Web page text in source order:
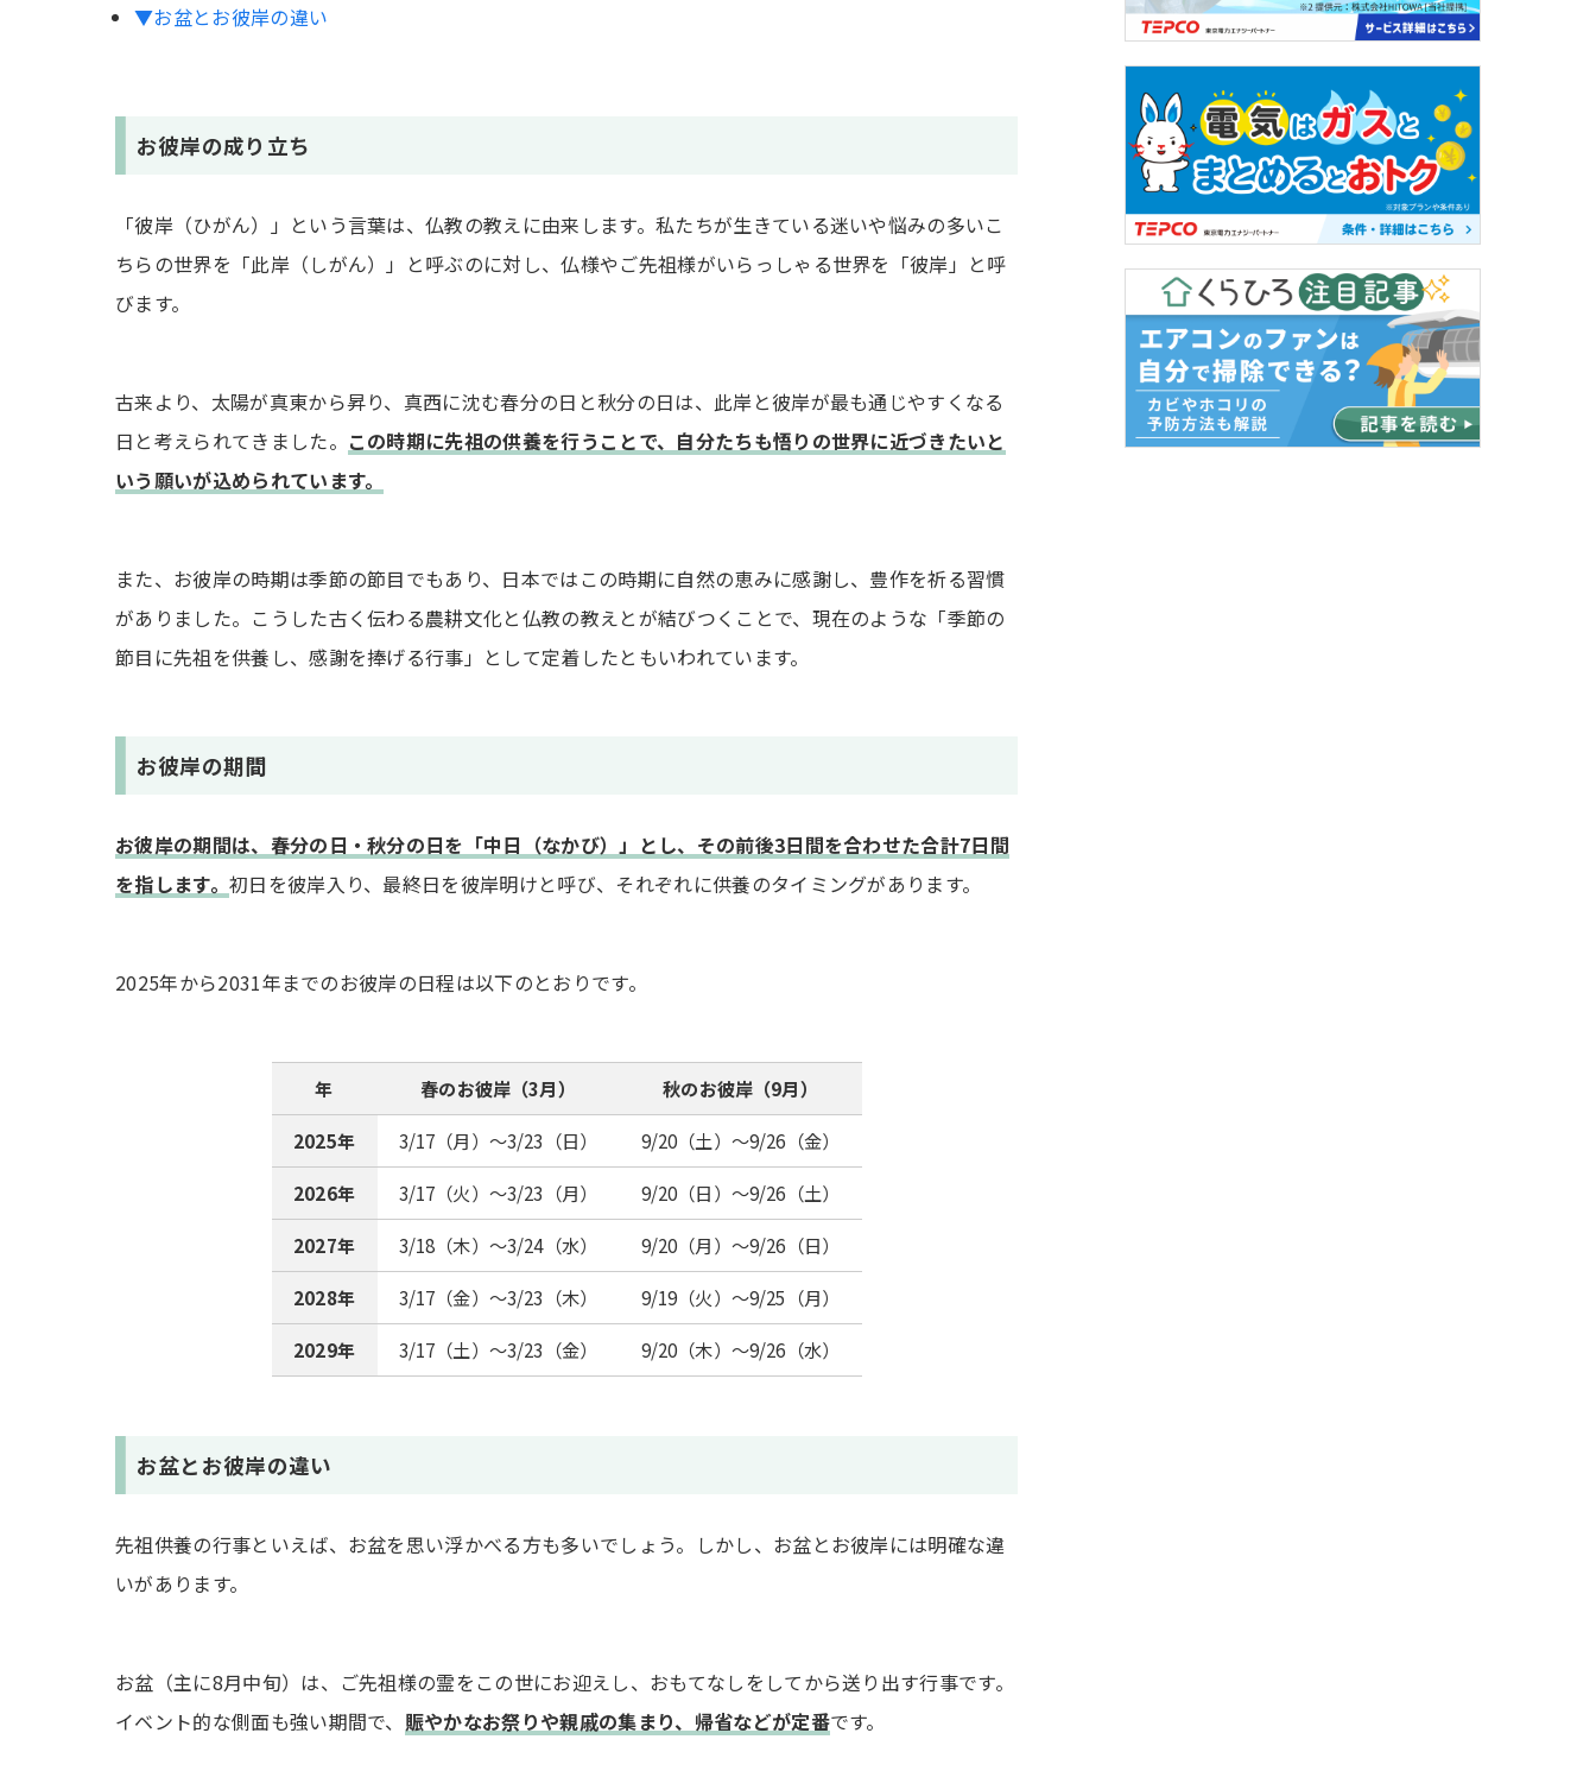
お彼岸に関するよくある質問
仏壇がない家は何をすれば良い？
まとめ
▼お盆とお彼岸の違い
お彼岸の成り立ち
「彼岸（ひがん）」という言葉は、仏教の教えに由来します。私たちが生きている迷いや悩みの多いこ
ちらの世界を「此岸（しがん）」と呼ぶのに対し、仏様やご先祖様がいらっしゃる世界を「彼岸」と呼
びます。
古来より、太陽が真東から昇り、真西に沈む春分の日と秋分の日は、此岸と彼岸が最も通じやすくなる
日と考えられてきました。 この時期に先祖の供養を行うことで、自分たちも悟りの世界に近づきたいと
いう願いが込められています。
また、お彼岸の時期は季節の節目でもあり、日本ではこの時期に自然の恵みに感謝し、豊作を祈る習慣
がありました。こうした古く伝わる農耕文化と仏教の教えとが結びつくことで、現在のような「季節の
節目に先祖を供養し、感謝を捧げる行事」として定着したともいわれています。
お彼岸の期間
お彼岸の期間は、春分の日・秋分の日を「中日（なかび）」とし、その前後3日間を合わせた合計7日間
を指します。 初日を彼岸入り、最終日を彼岸明けと呼び、それぞれに供養のタイミングがあります。
2025年から2031年までのお彼岸の日程は以下のとおりです。
年 春のお彼岸（3月）
秋のお彼岸（9月）
2025年
3/17（月）～3/23（日）
9/20（土）～9/26（金）
2026年
3/17（火）～3/23（月）
9/20（日）～9/26（土）
2027年
3/18（木）～3/24（水）
9/20（月）～9/26（日）
2028年
3/17（金）～3/23（木）
9/19（火）～9/25（月）
2029年
3/17（土）～3/23（金） 9/20（木）～9/26（水）
お盆とお彼岸の違い
先祖供養の行事といえば、お盆を思い浮かべる方も多いでしょう。しかし、お盆とお彼岸には明確な違
いがあります。
お盆（主に8月中旬）は、ご先祖様の霊をこの世にお迎えし、おもてなしをしてから送り出す行事です。
イベント的な側面も強い期間で、 賑やかなお祭りや親戚の集まり、帰省などが定番です。